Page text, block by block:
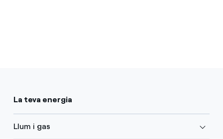
La teva energia
Llum i gas